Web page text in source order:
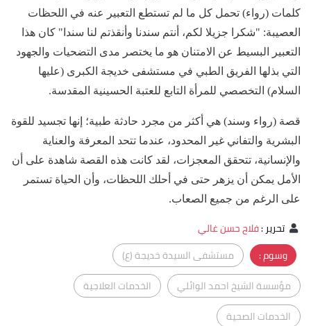
كلمات (رواء) تحمل كل ما لم تستطع التعبير عنه في اللحظات
العصيبة: "شكرا جزيلا لكم، أنتم سندنا وأنقذتم لنا سندا" كان هذا
التعبير البسيط عن الامتنان هو ما يختصر مدى التضحيات والجهود
التي بذلها الفريق الطبي في مستشفى خديجة الكبرى (عليها
السلام) التخصصي للمرأة التابع للعتبة الحسينية المقدسة.
قصة (رواء وسند) هي أكثر من مجرد حادثة طبية؛ إنها تجسيد للقوة
البشرية والتفاني غير المحدود، عندما تتحد المعرفة والعناية
والإنسانية، تتحقق المعجزات، لقد كانت هذه القصة شاهدة على أن
الأمل يمكن أن يزهر حتى في أحلك اللحظات، وأن الحياة تستمر
على الرغم من جميع الصعاب.
تحرير:فلاح حسن غالي
وسوم :
مستشفى السيدة خديجة (ع)
مؤسسة الشيخ احمد الوائلي
الخدمات العلاجية
الخدمات الصحية